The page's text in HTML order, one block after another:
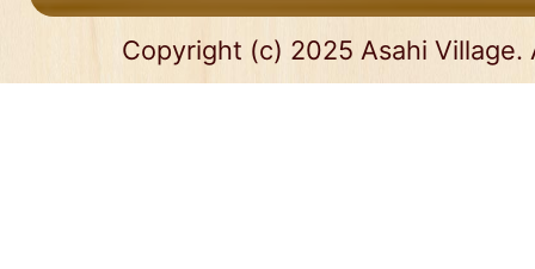
Copyright (c) 2025 Asahi Village.